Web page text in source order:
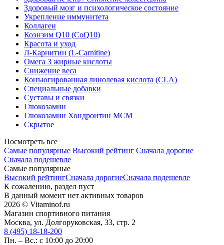
Здоровый мозг и психологическое состояние
Укрепление иммунитета
Коллаген
Коэнзим Q10 (CoQ10)
Красота и уход
Л-Карнитин (L-Сarnitine)
Омега 3 жирные кислоты
Снижение веса
Конъюгированная линолевая кислота (CLA)
Специальные добавки
Суставы и связки
Глюкозамин
Глюкозамин Хондроитин МСМ
Скрытое
Посмотреть все
Самые популярные Высокий рейтинг Сначала дорогие
Сначала подешевле
Самые популярные
Высокий рейтингСначала дорогиеСначала подешевле
К сожалению, раздел пуст
В данный момент нет активных товаров
2026 © Vitaminof.ru
Магазин спортивного питания
Москва, ул. Долгоруковская, 33, стр. 2
8 (495) 18-18-200
Пн. – Вс.: с 10:00 до 20:00